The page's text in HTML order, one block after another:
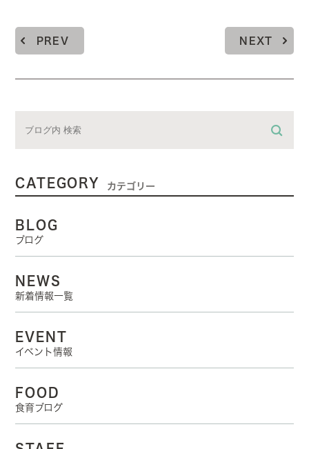
PREV NEXT
CATEGORY カテゴリー
BLOG
ブログ
NEWS
新着情報一覧
EVENT
イベント情報
FOOD
食育ブログ